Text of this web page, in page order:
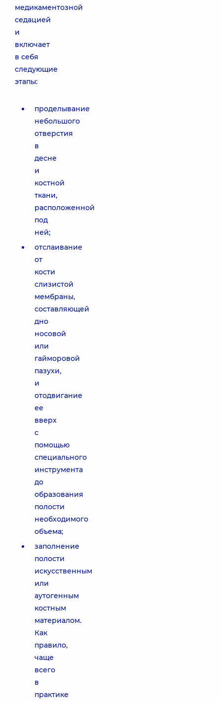
медикаментозной
седацией
и
включает
в себя
следующие
этапы:
проделывание
небольшого
отверстия
в
десне
и
костной
ткани,
расположенной
под
ней;
отслаивание
от
кости
слизистой
мембраны,
составляющей
дно
носовой
или
гайморовой
пазухи,
и
отодвигание
ее
вверх
с
помощью
специального
инструмента
до
образования
полости
необходимого
объема;
заполнение
полости
искусственным
или
аутогенным
костным
материалом.
Как
правило,
чаще
всего
в
практике